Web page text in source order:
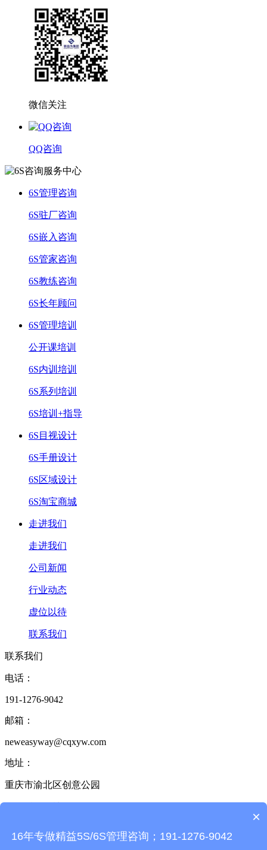
微信关注
QQ咨询
6S管理咨询
6S驻厂咨询
6S嵌入咨询
6S管家咨询
6S教练咨询
6S长年顾问
6S管理培训
公开课培训
6S内训培训
6S系列培训
6S培训+指导
6S目视设计
6S手册设计
6S区域设计
6S淘宝商城
走进我们
走进我们
公司新闻
行业动态
虚位以待
联系我们
联系我们
电话：
191-1276-9042
邮箱：
neweasyway@cqxyw.com
地址：
重庆市渝北区创意公园
6S管理咨询热线：
×
16年专做精益5S/6S管理咨询；191-1276-9042